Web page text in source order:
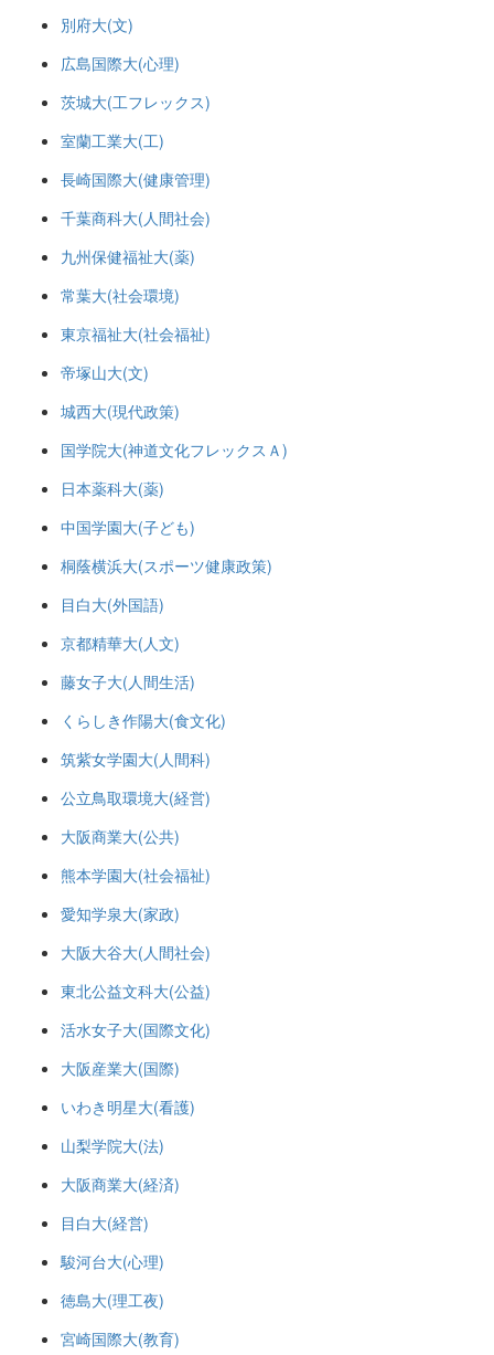
別府大(文)
広島国際大(心理)
茨城大(工フレックス)
室蘭工業大(工)
長崎国際大(健康管理)
千葉商科大(人間社会)
九州保健福祉大(薬)
常葉大(社会環境)
東京福祉大(社会福祉)
帝塚山大(文)
城西大(現代政策)
国学院大(神道文化フレックスＡ)
日本薬科大(薬)
中国学園大(子ども)
桐蔭横浜大(スポーツ健康政策)
目白大(外国語)
京都精華大(人文)
藤女子大(人間生活)
くらしき作陽大(食文化)
筑紫女学園大(人間科)
公立鳥取環境大(経営)
大阪商業大(公共)
熊本学園大(社会福祉)
愛知学泉大(家政)
大阪大谷大(人間社会)
東北公益文科大(公益)
活水女子大(国際文化)
大阪産業大(国際)
いわき明星大(看護)
山梨学院大(法)
大阪商業大(経済)
目白大(経営)
駿河台大(心理)
徳島大(理工夜)
宮崎国際大(教育)